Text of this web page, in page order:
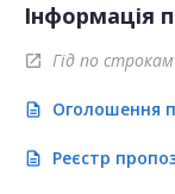
Інформація
open_in_new Гід по
description Оголошення
description Реєстр